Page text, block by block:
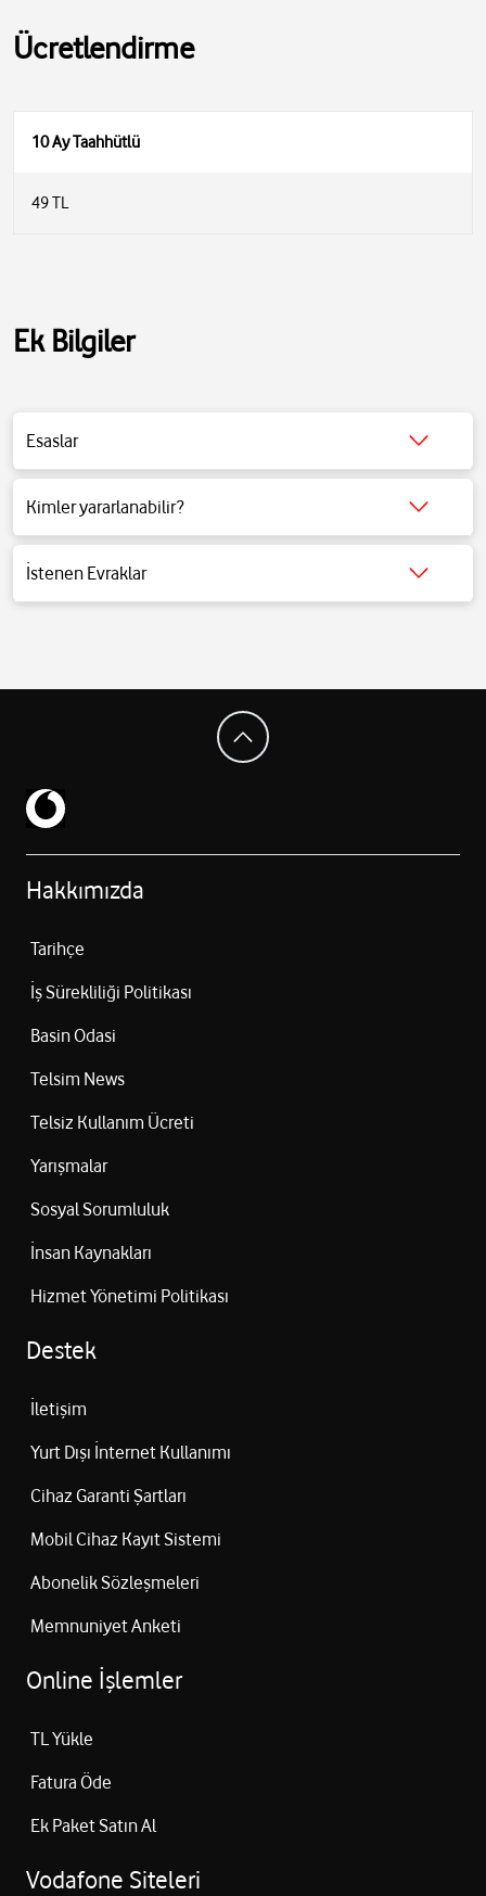
Ücretlendirme
10 Ay Taahhütlü
49 TL
Ek Bilgiler
Esaslar
Detaylı bilgi için tıklayınız.
Kimler yararlanabilir?
Detaylı bilgi için tıklayınız.
İstenen Evraklar
Detaylı bilgi için tıklayınız.
Hakkımızda
Tarihçe
İş Sürekliliği Politikası
Basin Odasi
Telsim News
Telsiz Kullanım Ücreti
Yarışmalar
Sosyal Sorumluluk
İnsan Kaynakları
Hizmet Yönetimi Politikası
Destek
İletişim
Yurt Dışı İnternet Kullanımı
Cihaz Garanti Şartları
Mobil Cihaz Kayıt Sistemi
Abonelik Sözleşmeleri
Memnuniyet Anketi
Online İşlemler
TL Yükle
Fatura Öde
Ek Paket Satın Al
Vodafone Siteleri